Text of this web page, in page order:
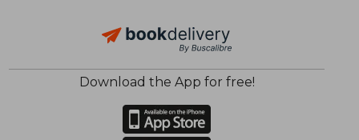
$ 56.94
Download the App for free!